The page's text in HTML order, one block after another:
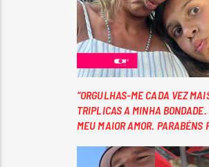
“ORGULHAS-ME CADA VEZ
TRIPLICAS A MINHA BONDADE.
MEU MAIOR AMOR. PARABÉNS